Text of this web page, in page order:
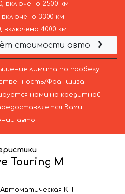
включено 2500 км
включено 3300 км
включено 4000 км
стоимости авто
лимита по пробегу
Франшиза.
нами на кредитной
Вами
авто.
Touring M
Автоматическая КП